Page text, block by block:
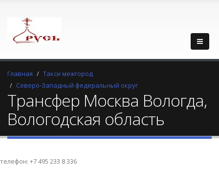
Главная
Такси межгород
Северо-Западный федеральный округ
Трансфер Москва Вологда,
Вологодская область
телефон: +7 495 233 8 336